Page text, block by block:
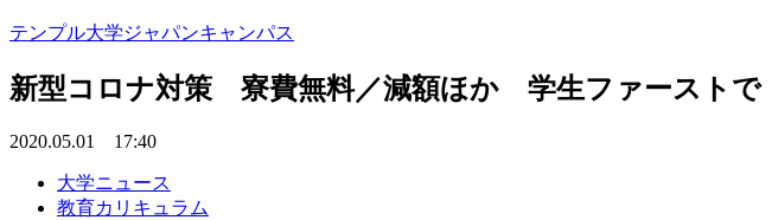
テンプル大学ジャパンキャンパス
新型コロナ対策 寮費無料／減額ほか 学生ファーストで
2020.05.01 17:40
大学ニュース
教育カリキュラム